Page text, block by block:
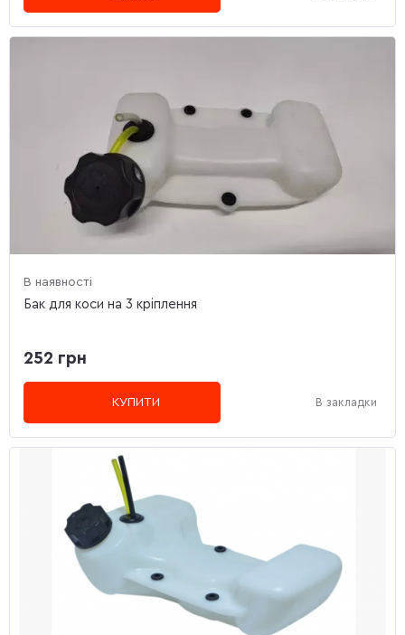
В наявності
Бак для коси на 3 кріплення
252 грн
КУПИТИ В закладки